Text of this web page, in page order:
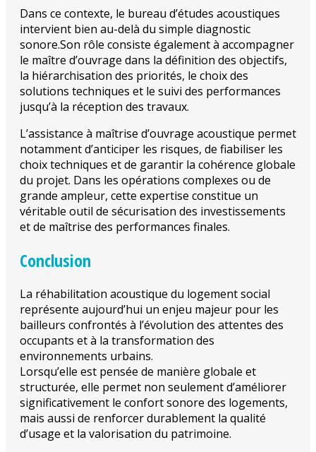
Dans ce contexte, le bureau d’études acoustiques
intervient bien au-delà du simple diagnostic
sonore.Son rôle consiste également à accompagner
le maître d’ouvrage dans la définition des objectifs,
la hiérarchisation des priorités, le choix des
solutions techniques et le suivi des performances
jusqu’à la réception des travaux.
L’assistance à maîtrise d’ouvrage acoustique permet
notamment d’anticiper les risques, de fiabiliser les
choix techniques et de garantir la cohérence globale
du projet. Dans les opérations complexes ou de
grande ampleur, cette expertise constitue un
véritable outil de sécurisation des investissements
et de maîtrise des performances finales.
Conclusion
La réhabilitation acoustique du logement social
représente aujourd’hui un enjeu majeur pour les
bailleurs confrontés à l’évolution des attentes des
occupants et à la transformation des
environnements urbains.
Lorsqu’elle est pensée de manière globale et
structurée, elle permet non seulement d’améliorer
significativement le confort sonore des logements,
mais aussi de renforcer durablement la qualité
d’usage et la valorisation du patrimoine.